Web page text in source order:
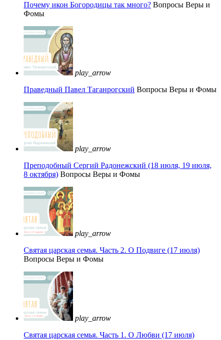
Почему икон Богородицы так много? Вопросы Веры и
Фомы
play_arrow
Праведный Павел Таганрогский Вопросы Веры и Фомы
play_arrow
Преподобный Сергий Радонежский (18 июля, 19 июля,
8 октября) Вопросы Веры и Фомы
play_arrow
Святая царская семья. Часть 2. О Подвиге (17 июля)
Вопросы Веры и Фомы
play_arrow
Святая царская семья. Часть 1. О Любви (17 июля)